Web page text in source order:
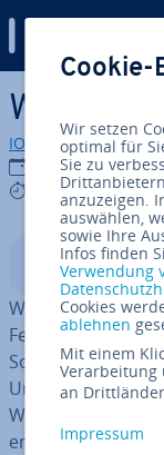
Zum Haupt­in­halt
Windows
IONOS Redaktion
10.08.2023
9 mins
Wie jedes
Fehler.
Software in den
Umso
Windows partout
erste Schock
Cookie-
Wir setzen
optimal für
Sie zu
anzuzeigen.
auswählen,
sowie Ihre
Infos finden
Verwendung
Cookies
ablehnen
Mit einem
an
Impressum